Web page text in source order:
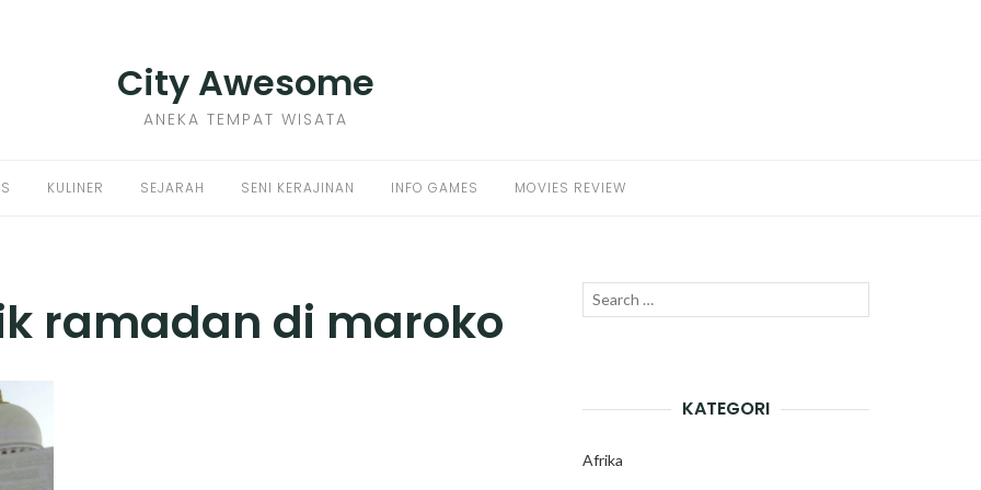
City Awesome
ANEKA TEMPAT WISATA
KULINER SEJARAH SENI KERAJINAN INFO GAMES MOVIES REVIEW
ramadan di maroko
Search
KATEGORI
Afrika